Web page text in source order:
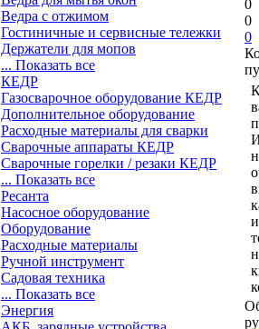
Ведра с отжимом
Гостиничные и сервисные тележки
Держатели для мопов
... Показать все
КЕДР
Газосварочное оборудование КЕДР
Дополнительное оборудование
Расходные материалы для сварки
Сварочные аппараты КЕДР
Сварочные горелки / резаки КЕДР
... Показать все
Ресанта
Насосное оборудование
Оборудование
Расходные материалы
Ручной инструмент
Садовая техника
... Показать все
Энергия
0
0
0